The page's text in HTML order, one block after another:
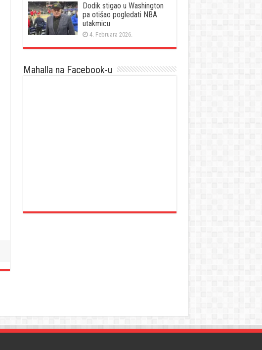
Dodik stigao u Washington
pa otišao pogledati NBA
utakmicu
4. Februara 2026.
Mahalla na Facebook-u